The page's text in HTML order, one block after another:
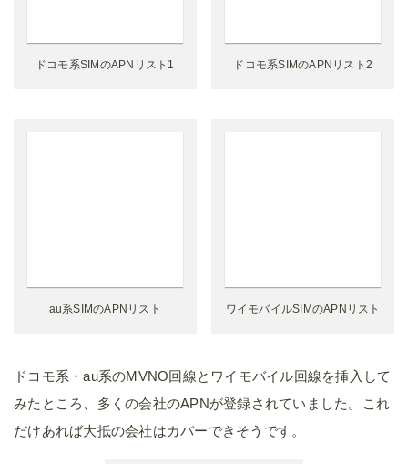
ドコモ系SIMのAPNリスト1 ドコモ系SIMのAPNリスト2
au系SIMのAPNリスト ワイモバイルSIMのAPNリスト
ドコモ系・au系のMVNO回線とワイモバイル回線を挿入して
みたところ、多くの会社のAPNが登録されていました。これ
だけあれば大抵の会社はカバーできそうです。